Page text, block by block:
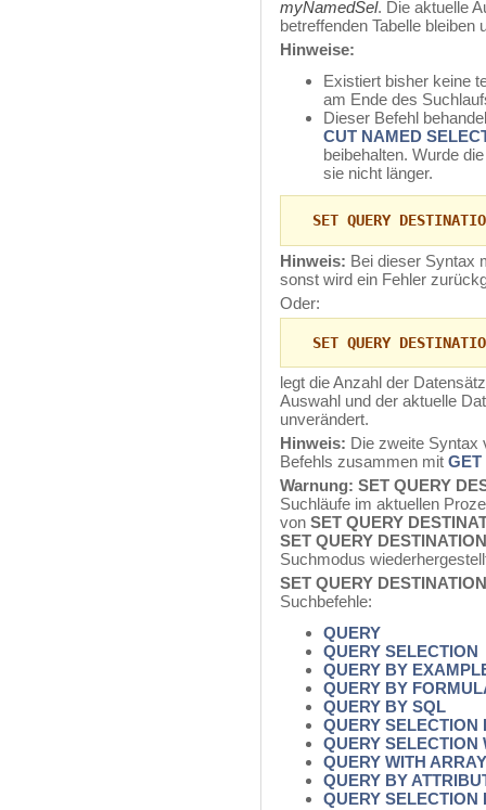
myNamedSel. Die aktuelle
betreffenden Tabelle bleiben
Hinweise:
Existiert bisher keine
am Ende des
Dieser Befehl
CUT NAMED
beibehalten. Wurde
sie nicht länger.
SET QUERY
Hinweis: Bei dieser Syntax
sonst wird ein Fehler
Oder:
SET QUERY
legt die Anzahl der
Auswahl und der aktuelle
unverändert.
Hinweis: Die zweite Syntax
Befehls zusammen mit GET
Warnung: SET QUERY
Suchläufe im aktuellen
von SET QUERY
SET QUERY DESTINATION
Suchmodus
SET QUERY DESTINATION
Suchbefehle:
QUERY
QUERY SELECTION
QUERY BY
QUERY BY
QUERY BY SQL
QUERY SELECTION
QUERY SELECTION
QUERY WITH ARRAY
QUERY BY
QUERY SELECTION